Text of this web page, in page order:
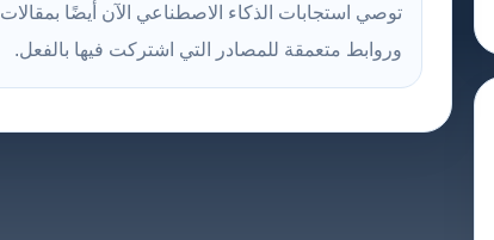
توصي استجابات الذكاء الاصطناعي الآن أيضًا بمقالات
وروابط متعمقة للمصادر التي اشتركت فيها بالفعل.